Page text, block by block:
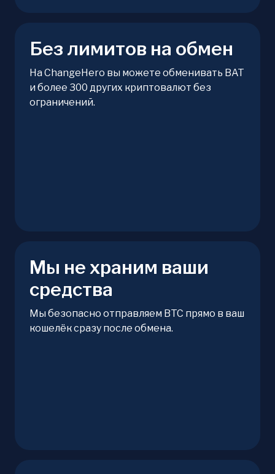
Без лимитов на обмен
На ChangeHero вы можете обменивать BAT
и более 300 других криптовалют без
ограничений.
Мы не храним ваши
средства
Мы безопасно отправляем BTC прямо в ваш
кошелёк сразу после обмена.